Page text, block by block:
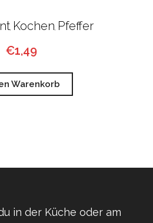
, Kochen Pfeffer
€1,49
Warenkorb
in der Küche oder am